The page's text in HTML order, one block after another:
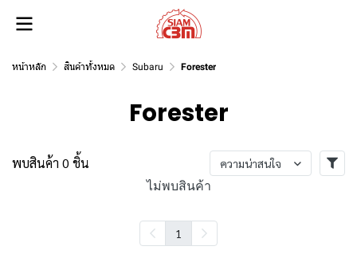
หน้าหลัก สินค้าทั้งหมด Subaru Forester
Forester
พบสินค้า 0 ชิ้น ความน่าสนใจ
ไม่พบสินค้า
1